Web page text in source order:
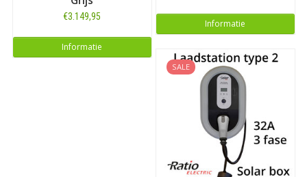
€3.149,95
Informatie
Informatie
SALE